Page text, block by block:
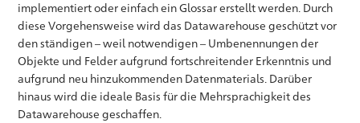
implementiert oder einfach ein Glossar erstellt werden. Durch
diese Vorgehensweise wird das Datawarehouse geschützt vor
den ständigen – weil notwendigen – Umbenennungen der
Objekte und Felder aufgrund fortschreitender Erkenntnis und
aufgrund neu hinzukommenden Datenmaterials. Darüber
hinaus wird die ideale Basis für die Mehrsprachigkeit des
Datawarehouse geschaffen.